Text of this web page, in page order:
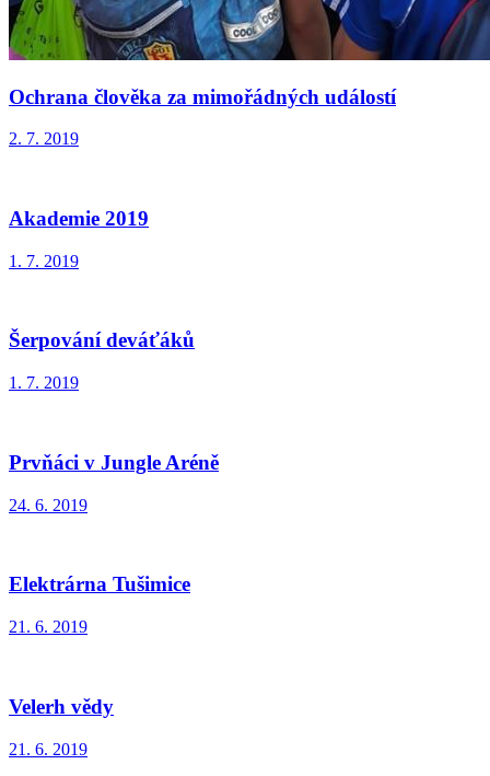
Ochrana člověka za mimořádných událostí
2. 7. 2019
Akademie 2019
1. 7. 2019
Šerpování deváťáků
1. 7. 2019
Prvňáci v Jungle Aréně
24. 6. 2019
Elektrárna Tušimice
21. 6. 2019
Velerh vědy
21. 6. 2019